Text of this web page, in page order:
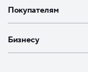
Покупателям
Бизнесу